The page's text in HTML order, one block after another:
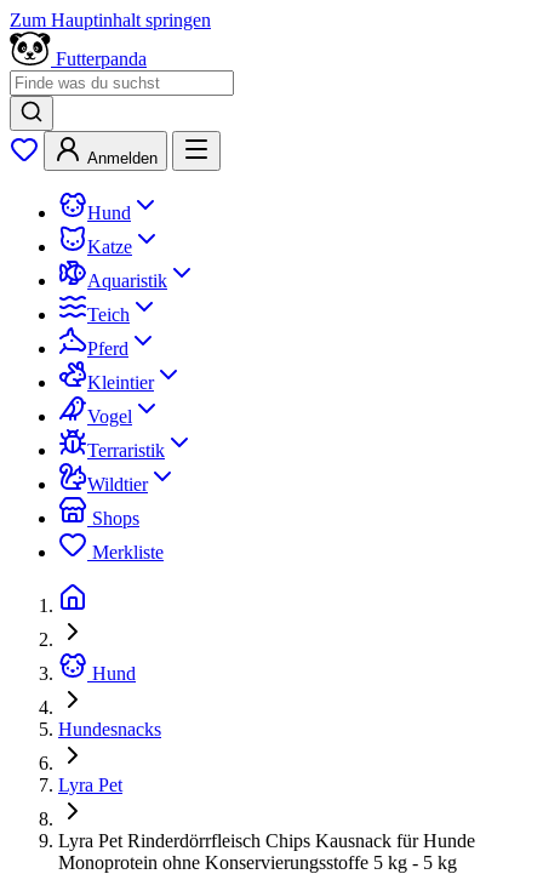
Zum Hauptinhalt springen
Futterpanda
Anmelden
Hund
Katze
Aquaristik
Teich
Pferd
Kleintier
Vogel
Terraristik
Wildtier
Shops
Merkliste
Hund
Hundesnacks
Lyra Pet
Lyra Pet Rinderdörrfleisch Chips Kausnack für Hunde
Monoprotein ohne Konservierungsstoffe 5 kg - 5 kg